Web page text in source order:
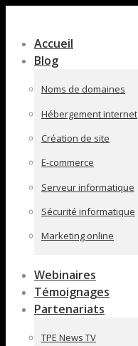
pleine
largeur
Accueil
Blog
Noms de domaines
Hébergement internet
Création de site
E-commerce
Serveur informatique
Sécurité informatique
Marketing online
Webinaires
Témoignages
Partenariats
TPE News TV